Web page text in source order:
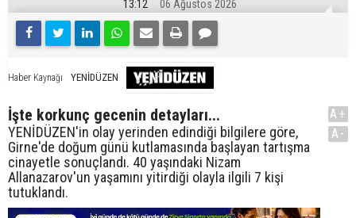
13:12 06 Ağustos 2026
Haber Kaynağı YENİDÜZEN
İşte korkunç gecenin detayları...
YENİDÜZEN'in olay yerinden edindiği bilgilere göre,
Girne'de doğum günü kutlamasında başlayan tartışma
cinayetle sonuçlandı. 40 yaşındaki Nizam
Allanazarov'un yaşamını yitirdiği olayla ilgili 7 kişi
tutuklandı.
A+
A-